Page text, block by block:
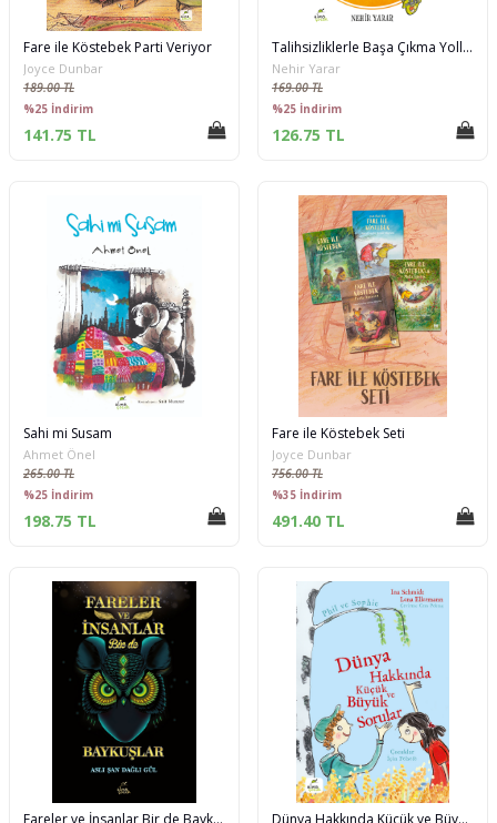
Fare ile Köstebek Parti Veriyor
Joyce Dunbar
189.00 TL
%25 İndirim
141.75 TL
Talihsizliklerle Başa Çıkma Yolları
Nehir Yarar
169.00 TL
%25 İndirim
126.75 TL
Sahi mi Susam
Ahmet Önel
265.00 TL
%25 İndirim
198.75 TL
Fare ile Köstebek Seti
Joyce Dunbar
756.00 TL
%35 İndirim
491.40 TL
Fareler ve İnsanlar Bir de Baykuşlar Dünya Hakkında Küçük ve Büyük Sorular - Phil ve Sophie